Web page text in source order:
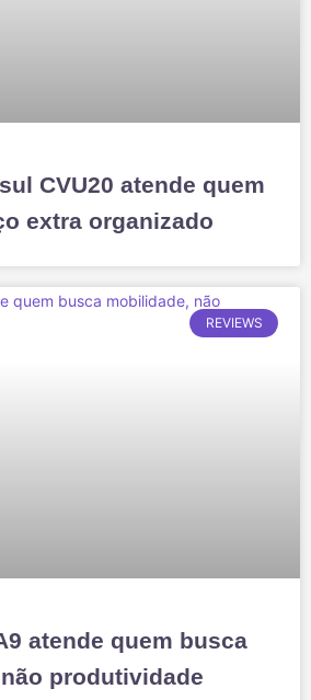
CVU20 atende quem
extra organizado
REVIEWS
atende quem busca
produtividade